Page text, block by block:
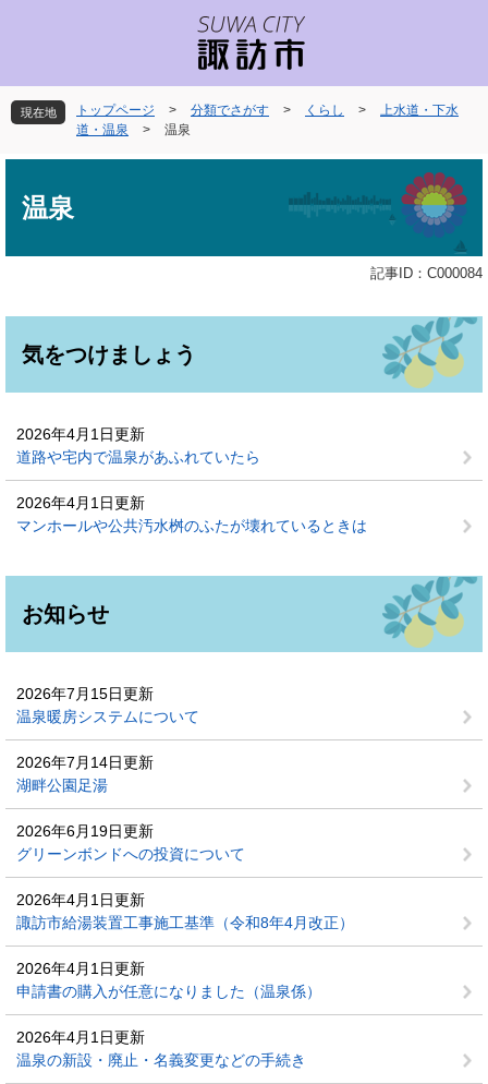
先
頭
を
飛
現在地 トップページ > 分類でさがす > くらし >
上水道・下水
道・温泉
> 温泉
温泉
記事ID：C000084
気をつけましょう
2026年4月1日更新
道路や宅内で温泉があふれていたら
2026年4月1日更新
マンホールや公共汚水桝のふたが壊れているときは
お知らせ
2026年7月15日更新
温泉暖房システムについて
2026年7月14日更新
湖畔公園足湯
2026年6月19日更新
グリーンボンドへの投資について
2026年4月1日更新
諏訪市給湯装置工事施工基準（令和8年4月改正）
2026年4月1日更新
申請書の購入が任意になりました（温泉係）
2026年4月1日更新
温泉の新設・廃止・名義変更などの手続き